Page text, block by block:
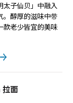
太子仙贝」中融入
。醇厚的滋味中带
款老少皆宜的美味
面